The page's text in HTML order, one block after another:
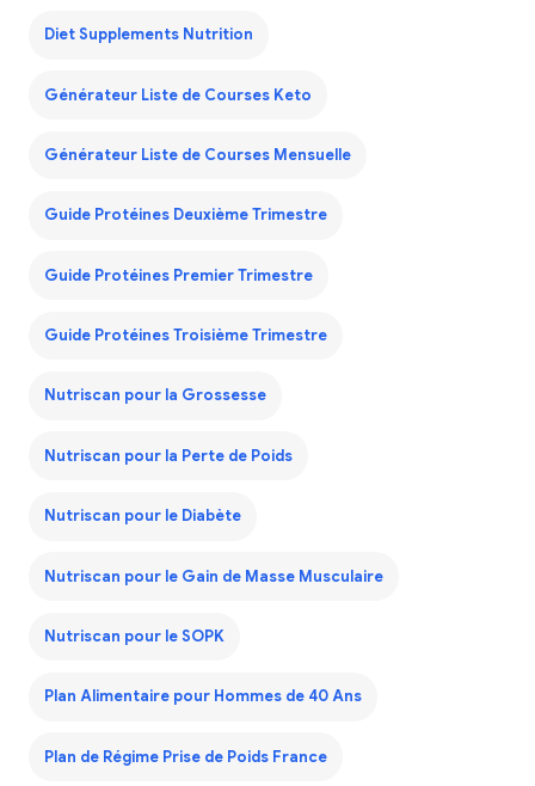
Diet Supplements Nutrition
Générateur Liste de Courses Keto
Générateur Liste de Courses Mensuelle
Guide Protéines Deuxième Trimestre
Guide Protéines Premier Trimestre
Guide Protéines Troisième Trimestre
Nutriscan pour la Grossesse
Nutriscan pour la Perte de Poids
Nutriscan pour le Diabète
Nutriscan pour le Gain de Masse Musculaire
Nutriscan pour le SOPK
Plan Alimentaire pour Hommes de 40 Ans
Plan de Régime Prise de Poids France